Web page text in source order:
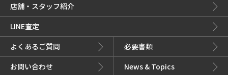
店舗・スタッフ紹介
LINE査定
よくあるご質問
必要書類
お問い合わせ
News & Topics